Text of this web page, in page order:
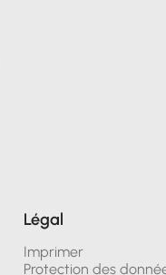
Légal
Imprimer
Protection des